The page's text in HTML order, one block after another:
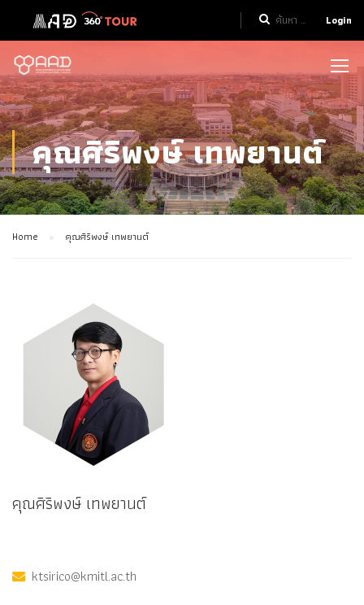
Login
คุณศิริพงษ์ เทพยานต์
Home คุณศิริพงษ์ เทพยานต์
คุณศิริพงษ์ เทพยานต์
ktsirico@kmitl.ac.th